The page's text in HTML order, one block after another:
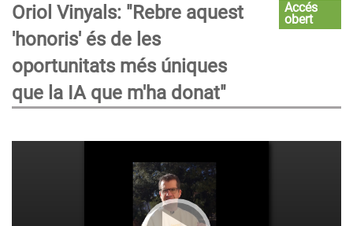
Oriol Vinyals: "Rebre aquest
'honoris' és de les
oportunitats més úniques
que la IA que m'ha donat"
Accés
obert